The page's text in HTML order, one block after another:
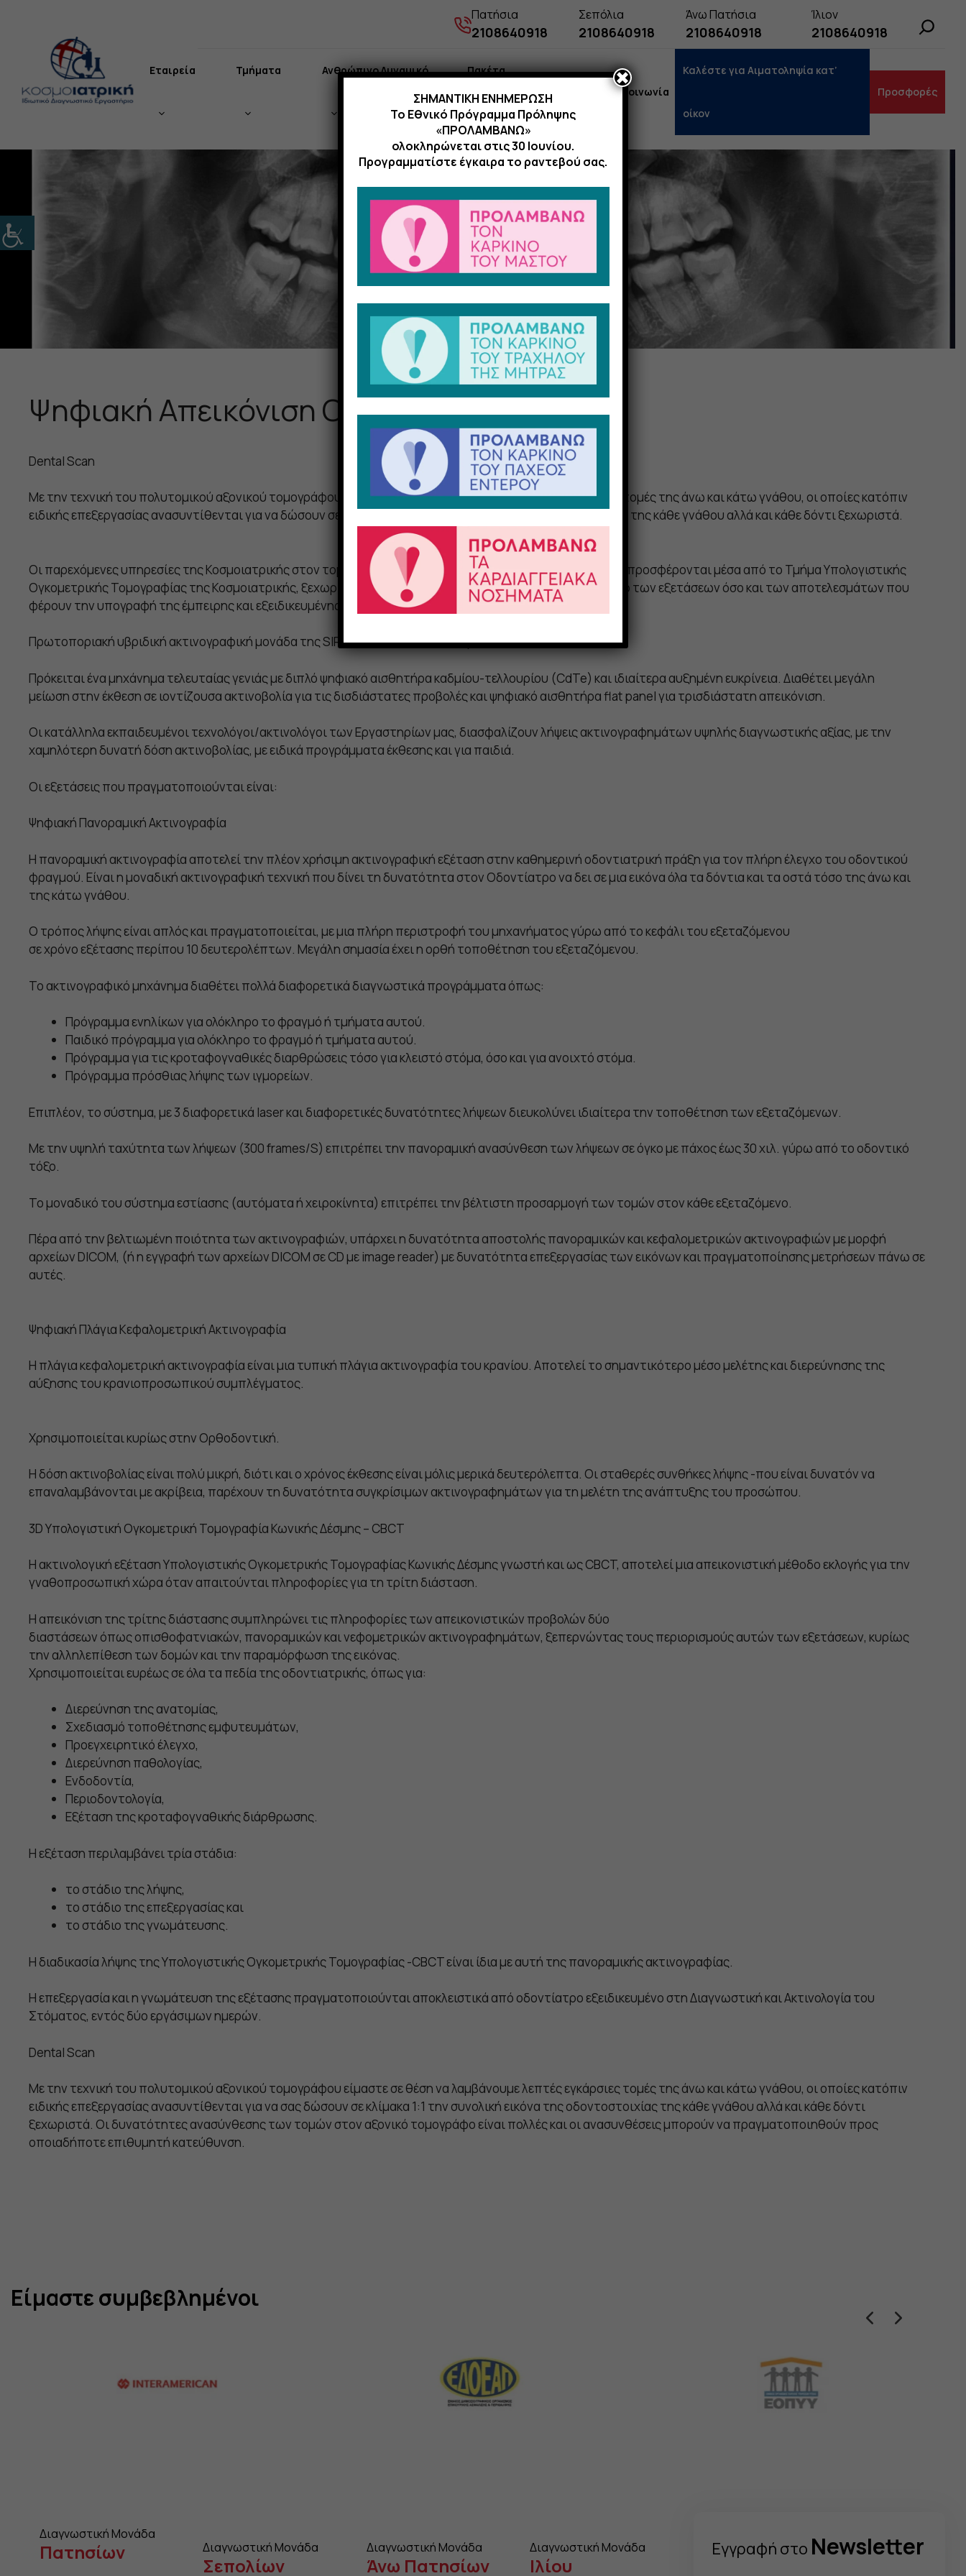
περιεχόμενο
Πατήσια
2108640918
Σεπόλια
2108640918
Άνω Πατήσια
2108640918
Ίλιον
2108640918
Εταιρεία Τμήματα Ανθρώπινο Δυναμικό Πακέτα
Εξετάσεων
Επικοινωνία
Καλέστε για Αιματοληψία κατ’
οίκον
Προσφορές
Ψηφιακή Απεικόνιση Οδόντων
Dental Scan
Με την τεχνική του πολυτομικού αξονικού τομογράφου είμαστε σε θέση να λαμβάνουμε λεπτές εγκάρσιες τομές της άνω και κάτω γνάθου, οι οποίες κατόπιν
ειδικής επεξεργασίας ανασυντίθενται για να δώσουν σε κλίμακα 1:1 τη συνολική εικόνα της οδοντοστοιχίας της κάθε γνάθου αλλά και κάθε δόντι ξεχωριστά.
Οι παρεχόμενες υπηρεσίες της Κοσμοιατρικής στον τομέα της Οδοντιατρικής Ψηφιακής Απεικόνισης, που προσφέρονται μέσα από το Τμήμα Υπολογιστικής
Ογκομετρικής Τομογραφίας της Κοσμοιατρικής, ξεχωρίζουν για την ποιότητα των και την αξιοπιστία τόσο των εξετάσεων όσο και των αποτελεσμάτων που
φέρουν την υπογραφή της έμπειρης και εξειδικευμένης ιατρικής ομάδας μας.
Πρωτοποριακή υβριδική ακτινογραφική μονάδα της SIRONA/SIEMENS 3D Orhophos SL 3D:
Πρόκειται ένα μηχάνημα τελευταίας γενιάς με διπλό ψηφιακό αισθητήρα καδμίου-τελλουρίου (CdTe) και ιδιαίτερα αυξημένη ευκρίνεια. Διαθέτει μεγάλη
μείωση στην έκθεση σε ιοντίζουσα ακτινοβολία για τις δισδιάστατες προβολές και ψηφιακό αισθητήρα flat panel για τρισδιάστατη απεικόνιση.
Οι κατάλληλα εκπαιδευμένοι τεχνολόγοι/ακτινολόγοι των Εργαστηρίων μας, διασφαλίζουν λήψεις ακτινογραφημάτων υψηλής διαγνωστικής αξίας, με την
χαμηλότερη δυνατή δόση ακτινοβολίας, με ειδικά προγράμματα έκθεσης και για παιδιά.
Οι εξετάσεις που πραγματοποιούνται είναι:
Ψηφιακή Πανοραμική Ακτινογραφία
Η πανοραμική ακτινογραφία αποτελεί την πλέον χρήσιμη ακτινογραφική εξέταση στην καθημερινή οδοντιατρική πράξη για τον πλήρη έλεγχο του οδοντικού
φραγμού. Είναι η μοναδική ακτινογραφική τεχνική που δίνει τη δυνατότητα στον Οδοντίατρο να δει σε μια εικόνα όλα τα δόντια και τα οστά τόσο της άνω και
της κάτω γνάθου.
Ο τρόπος λήψης είναι απλός και πραγματοποιείται, με μια πλήρη περιστροφή του μηχανήματος γύρω από το κεφάλι του εξεταζόμενου
σε χρόνο εξέτασης περίπου 10 δευτερολέπτων. Μεγάλη σημασία έχει η ορθή τοποθέτηση του εξεταζόμενου.
Το ακτινογραφικό μηχάνημα διαθέτει πολλά διαφορετικά διαγνωστικά προγράμματα όπως:
Πρόγραμμα ενηλίκων για ολόκληρο το φραγμό ή τμήματα αυτού.
Παιδικό πρόγραμμα για ολόκληρο το φραγμό ή τμήματα αυτού.
Πρόγραμμα για τις κροταφογναθικές διαρθρώσεις τόσο για κλειστό στόμα, όσο και για ανοιχτό στόμα.
Πρόγραμμα πρόσθιας λήψης των ιγμορείων.
Επιπλέον, το σύστημα, με 3 διαφορετικά laser και διαφορετικές δυνατότητες λήψεων διευκολύνει ιδιαίτερα την τοποθέτηση των εξεταζόμενων.
Με την υψηλή ταχύτητα των λήψεων (300 frames/S) επιτρέπει την πανοραμική ανασύνθεση των λήψεων σε όγκο με πάχος έως 30 χιλ. γύρω από το οδοντικό
τόξο.
Το μοναδικό του σύστημα εστίασης (αυτόματα ή χειροκίνητα) επιτρέπει την βέλτιστη προσαρμογή των τομών στον κάθε εξεταζόμενο.
Πέρα από την βελτιωμένη ποιότητα των ακτινογραφιών, υπάρχει η δυνατότητα αποστολής πανοραμικών και κεφαλομετρικών ακτινογραφιών με μορφή
αρχείων DICOM, (ή η εγγραφή των αρχείων DICOM σε CD με image reader) με δυνατότητα επεξεργασίας των εικόνων και πραγματοποίησης μετρήσεων πάνω σε
αυτές.
Ψηφιακή Πλάγια Κεφαλομετρική Ακτινογραφία
Η πλάγια κεφαλομετρική ακτινογραφία είναι μια τυπική πλάγια ακτινογραφία του κρανίου. Αποτελεί το σημαντικότερο μέσο μελέτης και διερεύνησης της
αύξησης του κρανιοπροσωπικού συμπλέγματος.
Χρησιμοποιείται κυρίως στην Ορθοδοντική.
Η δόση ακτινοβολίας είναι πολύ μικρή, διότι και ο χρόνος έκθεσης είναι μόλις μερικά δευτερόλεπτα. Οι σταθερές συνθήκες λήψης -που είναι δυνατόν να
επαναλαμβάνονται με ακρίβεια, παρέχουν τη δυνατότητα συγκρίσιμων ακτινογραφημάτων για τη μελέτη της ανάπτυξης του προσώπου.
3D Υπολογιστική Ογκομετρική Τομογραφία Κωνικής Δέσμης – CBCT
Η ακτινολογική εξέταση Yπολογιστικής Ογκομετρικής Τομογραφίας Κωνικής Δέσμης γνωστή και ως CBCT, αποτελεί μια απεικονιστική μέθοδο εκλογής για την
γναθοπροσωπική χώρα όταν απαιτούνται πληροφορίες για τη τρίτη διάσταση.
Η απεικόνιση της τρίτης διάστασης συμπληρώνει τις πληροφορίες των απεικονιστικών προβολών δύο
διαστάσεων όπως οπισθοφατνιακών, πανοραμικών και νεφομετρικών ακτινογραφημάτων, ξεπερνώντας τους περιορισμούς αυτών των εξετάσεων, κυρίως
την αλληλεπίθεση των δομών και την παραμόρφωση της εικόνας.
Χρησιμοποιείται ευρέως σε όλα τα πεδία της οδοντιατρικής, όπως για:
Διερεύνηση της ανατομίας,
Σχεδιασμό τοποθέτησης εμφυτευμάτων,
Προεγχειρητικό έλεγχο,
Διερεύνηση παθολογίας,
Ενδοδοντία,
Περιοδοντολογία,
Εξέταση της κροταφογναθικής διάρθρωσης.
Η εξέταση περιλαμβάνει τρία στάδια:
το στάδιο της λήψης,
το στάδιο της επεξεργασίας και
το στάδιο της γνωμάτευσης.
Η διαδικασία λήψης της Υπολογιστικής Ογκομετρικής Τομογραφίας -CBCT είναι ίδια με αυτή της πανοραμικής ακτινογραφίας.
Η επεξεργασία και η γνωμάτευση της εξέτασης πραγματοποιούνται αποκλειστικά από οδοντίατρο εξειδικευμένο στη Διαγνωστική και Ακτινολογία του
Στόματος, εντός δύο εργάσιμων ημερών.
Dental Scan
Με την τεχνική του πολυτομικού αξονικού τομογράφου είμαστε σε θέση να λαμβάνουμε λεπτές εγκάρσιες τομές της άνω και κάτω γνάθου, οι οποίες κατόπιν
ειδικής επεξεργασίας ανασυντίθενται για να σας δώσουν σε κλίμακα 1:1 την συνολική εικόνα της οδοντοστοιχίας της κάθε γνάθου αλλά και κάθε δόντι
ξεχωριστά. Οι δυνατότητες ανασύνθεσης των τομών στον αξονικό τομογράφο είναι πολλές και οι ανασυνθέσεις μπορούν να πραγματοποιηθούν προς
οποιαδήποτε επιθυμητή κατεύθυνση.
Είμαστε συμβεβλημένοι
Διαγνωστική Μονάδα
Πατησίων Διαγνωστική Μονάδα
Σεπολίων
Διαγνωστική Μονάδα
Άνω Πατησίων
Διαγνωστική Μονάδα
Ιλίου
Eγγραφή στo Newsletter
ΣΗΜΑΝΤΙΚΗ ΕΝΗΜΕΡΩΣΗ
Το Εθνικό Πρόγραμμα Πρόληψης
«ΠΡΟΛΑΜΒΑΝΩ»
ολοκληρώνεται στις 30 Ιουνίου.
Προγραμματίστε έγκαιρα το ραντεβού σας.
✖